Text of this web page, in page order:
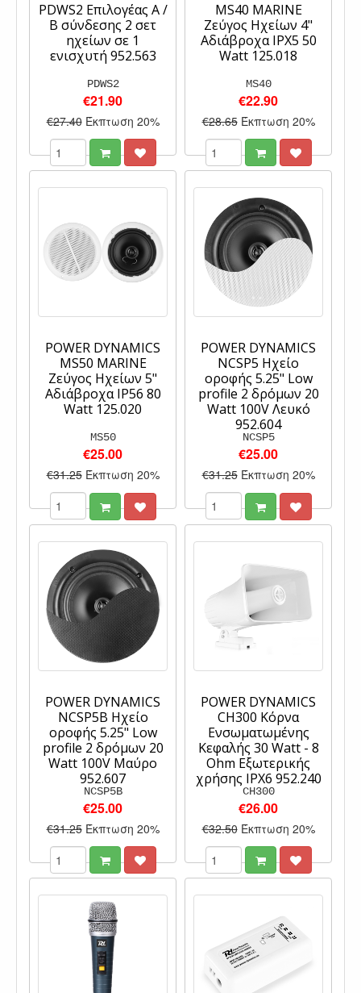
PDWS2 Επιλογέας A /
B σύνδεσης 2 σετ
ηχείων σε 1
ενισχυτή 952.563
PDWS2
€21.90
€27.40 Έκπτωση 20%
MS40 MARINE
Ζεύγος Ηχείων 4"
Αδιάβροχα IPX5 50
Watt 125.018
MS40
€22.90
€28.65 Έκπτωση 20%
POWER DYNAMICS
MS50 MARINE
Ζεύγος Ηχείων 5"
Αδιάβροχα IP56 80
Watt 125.020
MS50
€25.00
€31.25 Έκπτωση 20%
POWER DYNAMICS
NCSP5 Ηχείο
οροφής 5.25" Low
profile 2 δρόμων 20
Watt 100V Λευκό
952.604
NCSP5
€25.00
€31.25 Έκπτωση 20%
POWER DYNAMICS
NCSP5B Ηχείο
οροφής 5.25" Low
profile 2 δρόμων 20
Watt 100V Μαύρο
952.607
NCSP5B
€25.00
€31.25 Έκπτωση 20%
POWER DYNAMICS
CH300 Κόρνα
Ενσωματωμένης
Κεφαλής 30 Watt - 8
Ohm Εξωτερικής
χρήσης IPX6 952.240
CH300
€26.00
€32.50 Έκπτωση 20%